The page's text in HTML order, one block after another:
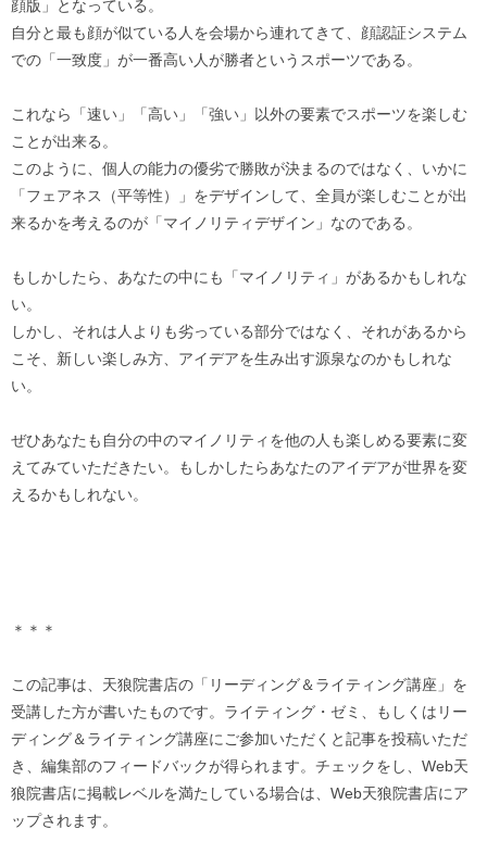
顔版」となっている。
自分と最も顔が似ている人を会場から連れてきて、顔認証システム
での「一致度」が一番高い人が勝者というスポーツである。
これなら「速い」「高い」「強い」以外の要素でスポーツを楽しむ
ことが出来る。
このように、個人の能力の優劣で勝敗が決まるのではなく、いかに
「フェアネス（平等性）」をデザインして、全員が楽しむことが出
来るかを考えるのが「マイノリティデザイン」なのである。
もしかしたら、あなたの中にも「マイノリティ」があるかもしれな
い。
しかし、それは人よりも劣っている部分ではなく、それがあるから
こそ、新しい楽しみ方、アイデアを生み出す源泉なのかもしれな
い。
ぜひあなたも自分の中のマイノリティを他の人も楽しめる要素に変
えてみていただきたい。もしかしたらあなたのアイデアが世界を変
えるかもしれない。
＊＊＊
この記事は、天狼院書店の「リーディング＆ライティング講座」を
受講した方が書いたものです。ライティング・ゼミ、もしくはリー
ディング＆ライティング講座にご参加いただくと記事を投稿いただ
き、編集部のフィードバックが得られます。チェックをし、Web天
狼院書店に掲載レベルを満たしている場合は、Web天狼院書店にア
ップされます。